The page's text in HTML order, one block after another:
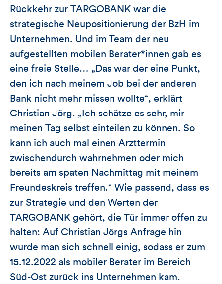
Rückkehr zur TARGOBANK war die
strategische Neupositionierung der BzH im
Unternehmen. Und im Team der neu
aufgestellten mobilen Berater*innen gab es
eine freie Stelle… „Das war der eine Punkt,
den ich nach meinem Job bei der anderen
Bank nicht mehr missen wollte“, erklärt
Christian Jörg. „Ich schätze es sehr, mir
meinen Tag selbst einteilen zu können. So
kann ich auch mal einen Arzttermin
zwischendurch wahrnehmen oder mich
bereits am späten Nachmittag mit meinem
Freundeskreis treffen.“ Wie passend, dass es
zur Strategie und den Werten der
TARGOBANK gehört, die Tür immer offen zu
halten: Auf Christian Jörgs Anfrage hin
wurde man sich schnell einig, sodass er zum
15.12.2022 als mobiler Berater im Bereich
Süd-Ost zurück ins Unternehmen kam.